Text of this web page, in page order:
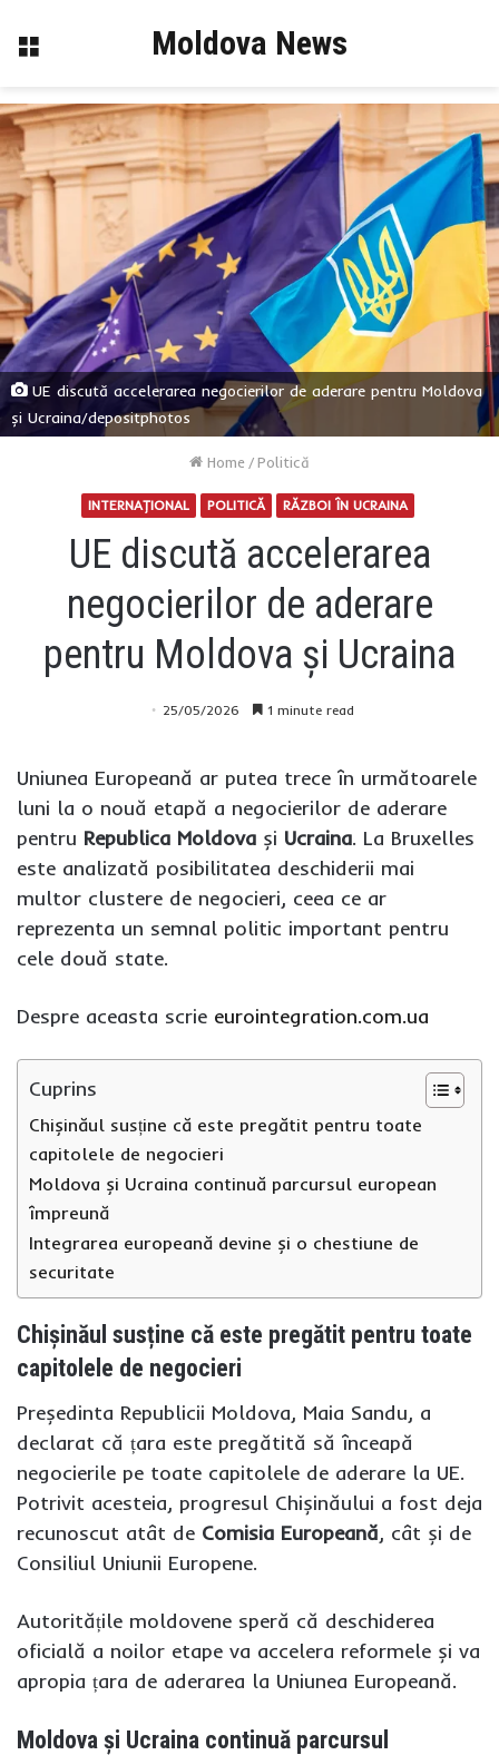
Menu Moldova News
UE discută accelerarea negocierilor de aderare pentru Moldova
și Ucraina/depositphotos
Home /Politică
INTERNAŢIONAL POLITICĂ RĂZBOI ÎN UCRAINA
UE discută accelerarea
negocierilor de aderare
pentru Moldova și Ucraina
25/05/2026 1 minute read
Uniunea Europeană ar putea trece în următoarele
luni la o nouă etapă a negocierilor de aderare
pentru Republica Moldova și Ucraina. La Bruxelles
este analizată posibilitatea deschiderii mai
multor clustere de negocieri, ceea ce ar
reprezenta un semnal politic important pentru
cele două state.
Despre aceasta scrie eurointegration.com.ua
Cuprins
Chișinăul susține că este pregătit pentru toate
capitolele de negocieri
Moldova și Ucraina continuă parcursul european
împreună
Integrarea europeană devine și o chestiune de
securitate
Chișinăul susține că este pregătit pentru toate
capitolele de negocieri
Președinta Republicii Moldova, Maia Sandu, a
declarat că țara este pregătită să înceapă
negocierile pe toate capitolele de aderare la UE.
Potrivit acesteia, progresul Chișinăului a fost deja
recunoscut atât de Comisia Europeană, cât și de
Consiliul Uniunii Europene.
Autoritățile moldovene speră că deschiderea
oficială a noilor etape va accelera reformele și va
apropia țara de aderarea la Uniunea Europeană.
Moldova și Ucraina continuă parcursul